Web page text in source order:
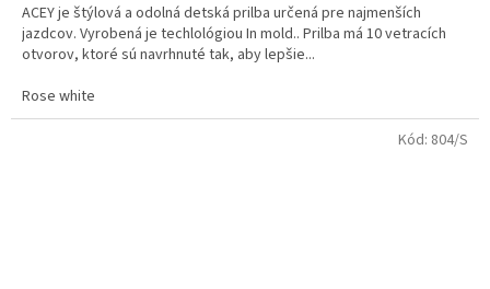
ACEY je štýlová a odolná detská prilba určená pre najmenších
jazdcov. Vyrobená je techlológiou In mold.. Prilba má 10 vetracích
otvorov, ktoré sú navrhnuté tak, aby lepšie...
Rose white
Kód: 804/S